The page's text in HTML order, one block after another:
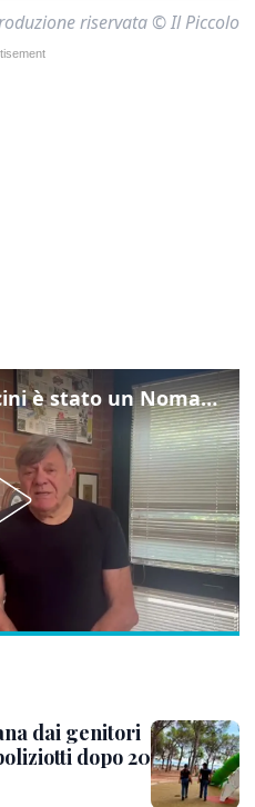
riservata © Il Piccolo
Beppe Carletti: "Guccini è stato un Nomade"
dai genitori
dopo 20